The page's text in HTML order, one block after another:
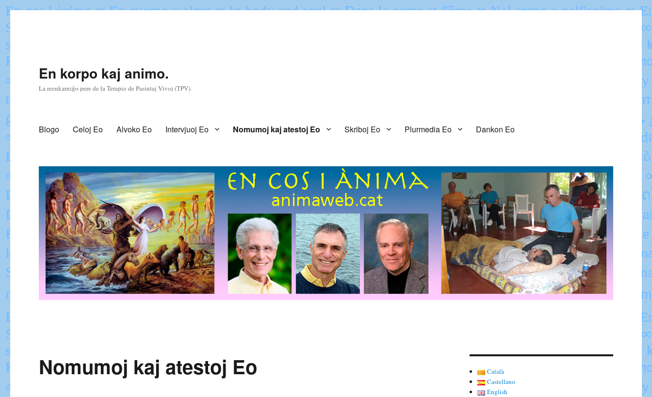
En korpo kaj animo.
La reenkarniĝo pere de la Terapio de Pasintaj Vivoj (TPV).
Blogo Celoj Eo Alvoko Eo Intervjuoj Eo Nomumoj kaj atestoj Eo Skriboj Eo Plurmedia Eo Dankon Eo
Nomumoj kaj atestoj Eo
Català
Castellano
English